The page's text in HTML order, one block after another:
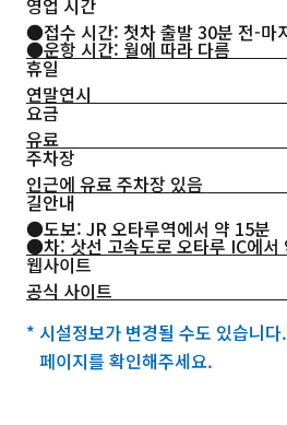
영업 시간
●접수 시간: 첫차 출발 30분 전-마
●운항 시간: 월에 따라 다름
휴일
연말연시
요금
유료
주차장
인근에 유료 주차장 있음
길안내
●도보: JR 오타루역에서 약 15분
●차: 삿선 고속도로 오타루 IC에서
웹사이트
공식 사이트
* 시설정보가 변경될 수도 있습니
페이지를 확인해주세요.